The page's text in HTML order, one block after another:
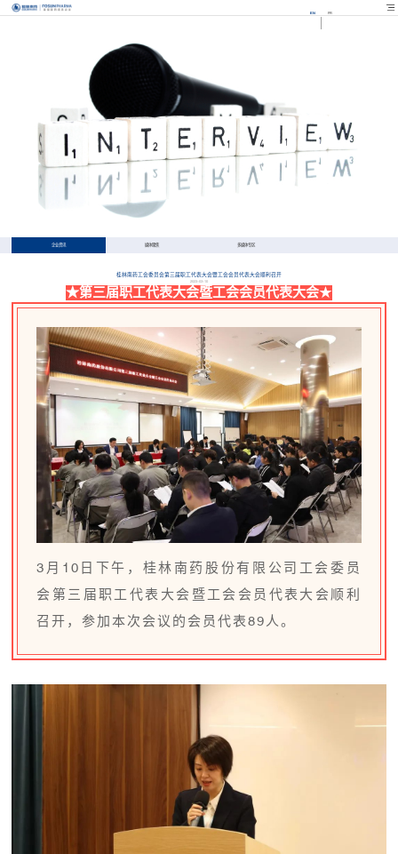
EN FR
企业资讯 媒体聚焦 多媒体专区
桂林南药工会委员会第三届职工代表大会暨工会会员代表大会顺利召开
2023-03-10
★第三届职工代表大会暨工会会员代表大会★
3月10日下午，桂林南药股份有限公司工会委员
会第三届职工代表大会暨工会会员代表大会顺利
召开，参加本次会议的会员代表89人。